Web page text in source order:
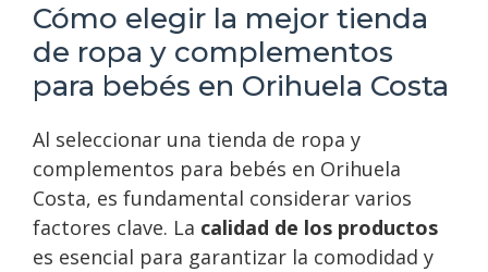
Cómo elegir la mejor tienda
de ropa y complementos
para bebés en Orihuela Costa
Al seleccionar una tienda de ropa y
complementos para bebés en Orihuela
Costa, es fundamental considerar varios
factores clave. La calidad de los productos
es esencial para garantizar la comodidad y